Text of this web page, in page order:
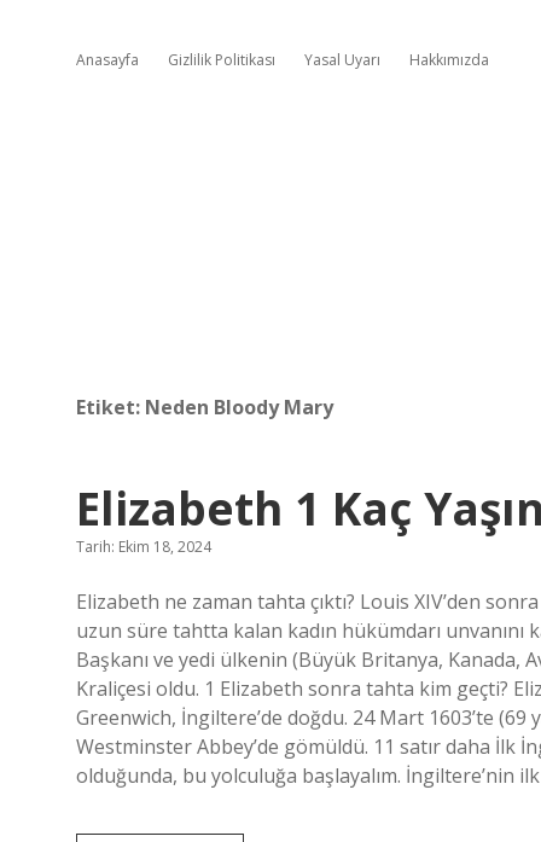
Anasayfa Gizlilik Politikası Yasal Uyarı Hakkımızda
Etiket: Neden Bloody Mary
Elizabeth 1 Kaç
Tarih: Ekim 18, 2024
Elizabeth ne zaman tahta çıktı? Louis XIV’den
uzun süre tahtta kalan kadın hükümdarı unvanını
Başkanı ve yedi ülkenin (Büyük Britanya, Kanada,
Kraliçesi oldu. 1 Elizabeth sonra tahta kim geçti?
Greenwich, İngiltere’de doğdu. 24 Mart 1603’te (69
Westminster Abbey’de gömüldü. 11 satır daha İlk
olduğunda, bu yolculuğa başlayalım. İngiltere’nin